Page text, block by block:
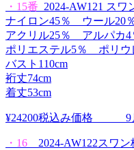
・15番 2024-AW121 ス
ナイロン45％ ウール20
アクリル25％ アルパカ4
ポリエステル5％ ポリウ
バスト110cm
裄丈74cm
着丈53cm
¥24200税込み価格 9
・16 2024-AW122スワン